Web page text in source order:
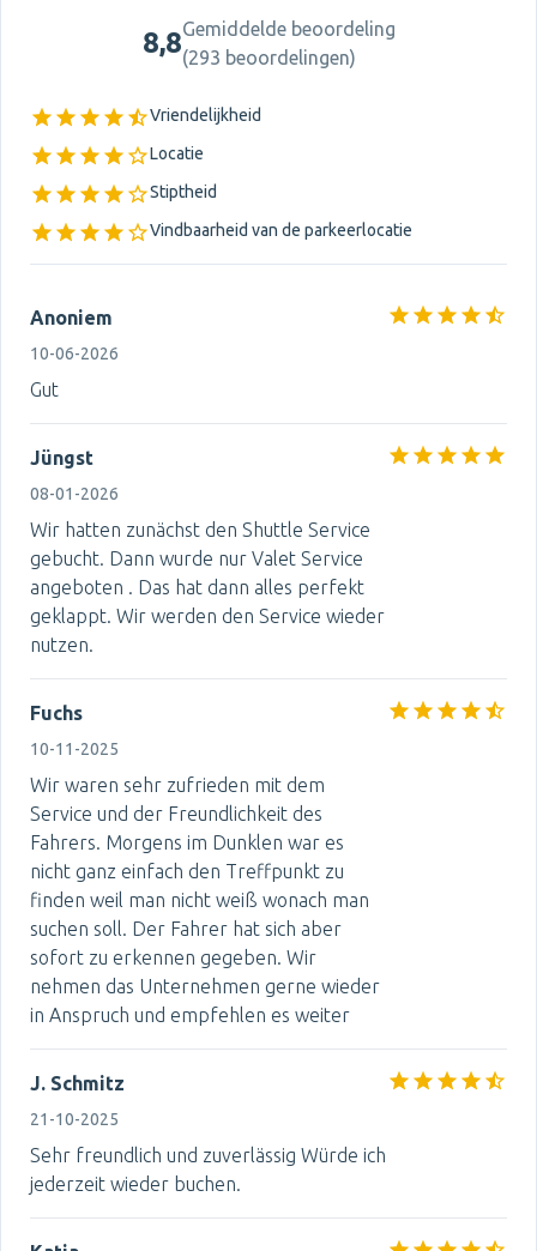
8,8Gemiddelde beoordeling
(293 beoordelingen)
Vriendelijkheid
Locatie
Stiptheid
Vindbaarheid van de parkeerlocatie
Anoniem
10-06-2026
Gut
Jüngst
08-01-2026
Wir hatten zunächst den Shuttle Service
gebucht. Dann wurde nur Valet Service
angeboten . Das hat dann alles perfekt
geklappt. Wir werden den Service wieder
nutzen.
Fuchs
10-11-2025
Wir waren sehr zufrieden mit dem
Service und der Freundlichkeit des
Fahrers. Morgens im Dunklen war es
nicht ganz einfach den Treffpunkt zu
finden weil man nicht weiß wonach man
suchen soll. Der Fahrer hat sich aber
sofort zu erkennen gegeben. Wir
nehmen das Unternehmen gerne wieder
in Anspruch und empfehlen es weiter
J. Schmitz
21-10-2025
Sehr freundlich und zuverlässig Würde ich
jederzeit wieder buchen.